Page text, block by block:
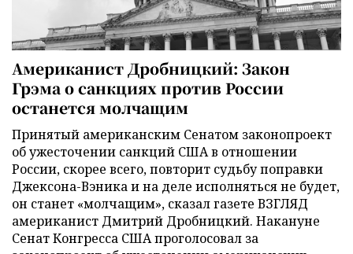
Американист Дробницкий: Закон
Грэма о санкциях против России
останется молчащим
Принятый американским Сенатом законопроект
об ужесточении санкций США в отношении
России, скорее всего, повторит судьбу поправки
Джексона-Вэника и на деле исполняться не будет,
он станет «молчащим», сказал газете ВЗГЛЯД
американист Дмитрий Дробницкий. Накануне
Сенат Конгресса США проголосовал за